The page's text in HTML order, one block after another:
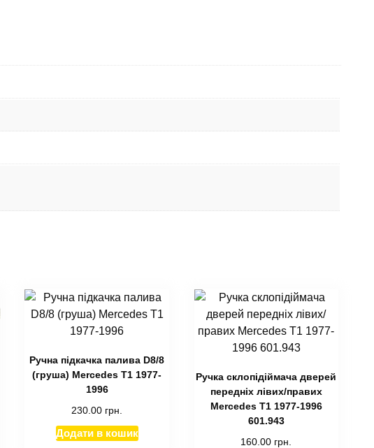
Ручна підкачка палива D8/8
(груша) Mercedes T1 1977-
1996
230.00 грн.
Додати в кошик
Ручка склопідіймача дверей
передніх лівих/правих
Mercedes T1 1977-1996
601.943
160.00 грн.